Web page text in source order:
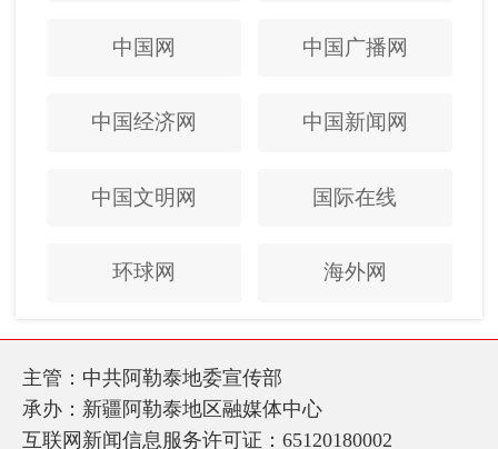
中国网 中国广播网
中国经济网 中国新闻网
中国文明网 国际在线
环球网 海外网
主管：中共阿勒泰地委宣传部
承办：新疆阿勒泰地区融媒体中心
互联网新闻信息服务许可证：65120180002